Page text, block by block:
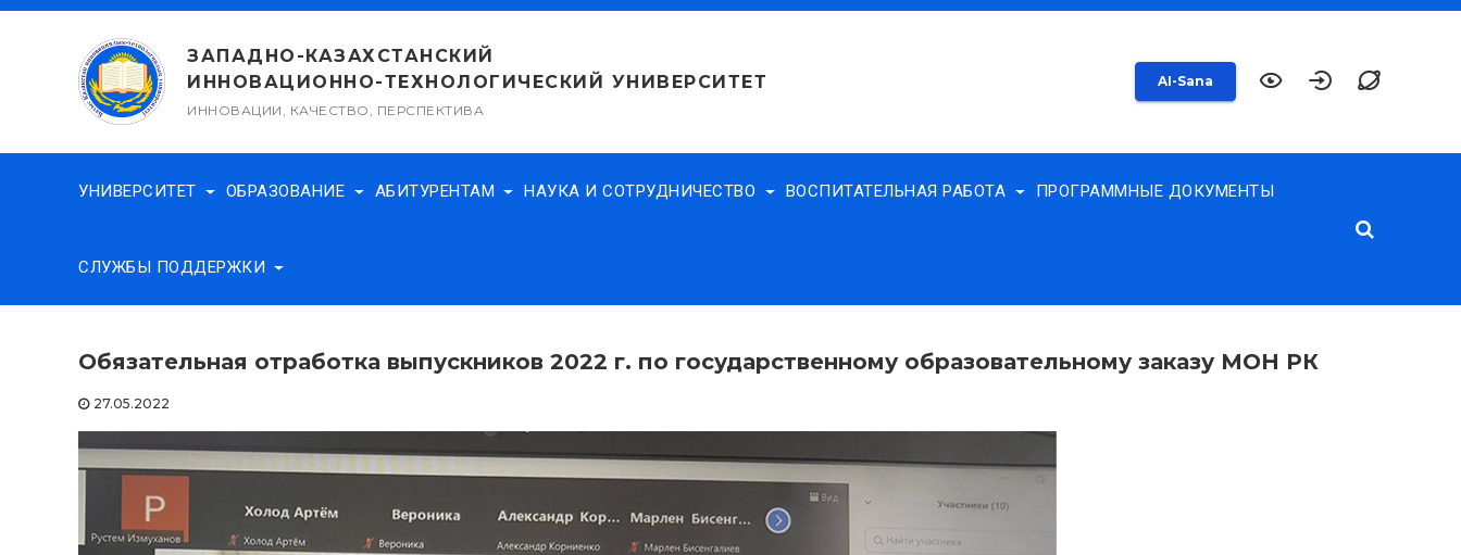
Перейти
содержимому
ЗАПАДНО-КАЗАХСТАНСКИЙ
ИННОВАЦИОННО-ТЕХНОЛОГИЧЕСКИЙ УНИВЕРСИТЕТ
ИННОВАЦИИ, КАЧЕСТВО, ПЕРСПЕКТИВА
AI-Sana
УНИВЕРСИТЕТ ОБРАЗОВАНИЕ АБИТУРЕНТАМ НАУКА И СОТРУДНИЧЕСТВО ВОСПИТАТЕЛЬНАЯ РАБОТА ПРОГРАММНЫЕ ДОКУМЕНТЫ
СЛУЖБЫ ПОДДЕРЖКИ
Обязательная отработка выпускников 2022 г. по государственному образовательному заказу МОН РК
27.05.2022